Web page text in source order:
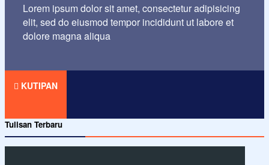
Lorem ipsum dolor sit amet, consectetur adipisicing
elit, sed do eiusmod tempor incididunt ut labore et
dolore magna aliqua
KUTIPAN
Tulisan Terbaru